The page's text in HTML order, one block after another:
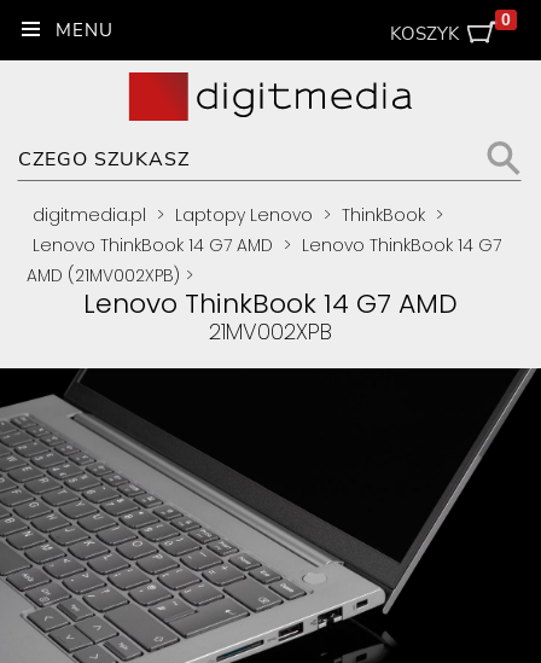
KOSZYK
0
digitmedia.pl > Laptopy Lenovo > ThinkBook >
Lenovo ThinkBook 14 G7 AMD > Lenovo ThinkBook 14 G7
AMD (21MV002XPB) >
Lenovo ThinkBook 14 G7 AMD
21MV002XPB